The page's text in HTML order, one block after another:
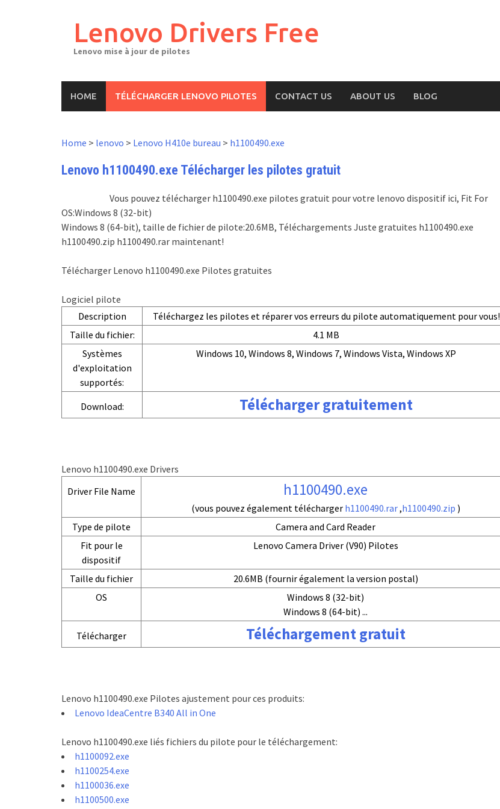
Lenovo Drivers Free
Lenovo mise à jour de pilotes
HOME TÉLÉCHARGER LENOVO PILOTES CONTACT US ABOUT US BLOG
Home > lenovo > Lenovo H410e bureau > h1100490.exe
Lenovo h1100490.exe Télécharger les pilotes gratuit
Vous pouvez télécharger h1100490.exe pilotes gratuit pour votre lenovo dispositif ici, Fit For
OS:Windows 8 (32-bit)
Windows 8 (64-bit), taille de fichier de pilote:20.6MB, Téléchargements Juste gratuites h1100490.exe
h1100490.zip h1100490.rar maintenant!
Télécharger Lenovo h1100490.exe Pilotes gratuites
Logiciel pilote
Description
Téléchargez les pilotes et réparer vos erreurs du pilote automatiquement pour vous!
Taille du fichier:
4.1 MB
Systèmes
d'exploitation
supportés:
Windows 10, Windows 8, Windows 7, Windows Vista, Windows XP
Download: Télécharger gratuitement
Lenovo h1100490.exe Drivers
Driver File Name
h1100490.exe
(vous pouvez également télécharger h1100490.rar,h1100490.zip )
Type de pilote
Camera and Card Reader
Fit pour le
dispositif
Lenovo Camera Driver (V90) Pilotes
Taille du fichier
20.6MB (fournir également la version postal)
OS
Windows 8 (32-bit)
Windows 8 (64-bit) ...
Télécharger
Téléchargement gratuit
Lenovo h1100490.exe Pilotes ajustement pour ces produits:
Lenovo IdeaCentre B340 All in One
Lenovo h1100490.exe liés fichiers du pilote pour le téléchargement:
h1100092.exe
h1100254.exe
h1100036.exe
h1100500.exe